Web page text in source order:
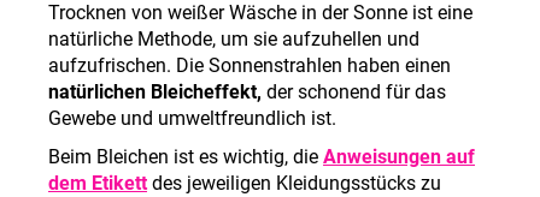
Trocknen von weißer Wäsche in der Sonne ist eine
natürliche Methode, um sie aufzuhellen und
aufzufrischen. Die Sonnenstrahlen haben einen
natürlichen Bleicheffekt, der schonend für das
Gewebe und umweltfreundlich ist.
Beim Bleichen ist es wichtig, die Anweisungen auf
dem Etikettdes jeweiligen Kleidungsstücks zu